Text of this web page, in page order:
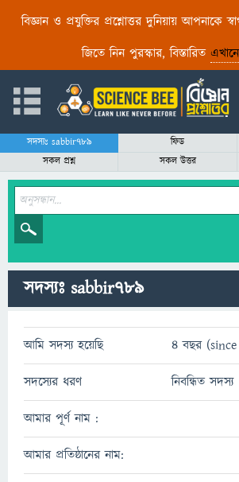
বিজ্ঞান ও প্রযুক্তির প্রশ্নোত্তর দুনিয়ায় আপনাকে
জিতে নিন পুরস্কার, বিস্তারিত এখানে
সদস্যঃ sabbir789 ফিড
সকল প্রশ্ন
সকল উত্তর
সদস্যঃ sabbir789
আমি সদস্য হয়েছি 4 বছর (since
সদস্যের ধরণ নিবন্ধিত সদস্য
আমার পূর্ণ নাম :
আমার প্রতিষ্ঠানের নাম: